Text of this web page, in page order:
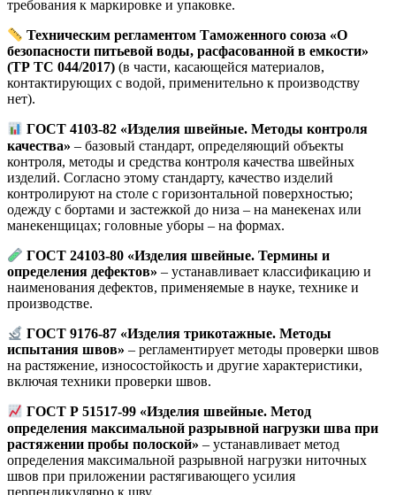
требования к маркировке и упаковке.
Техническим регламентом Таможенного союза «О
безопасности питьевой воды, расфасованной в емкости»
(ТР ТС 044/2017) (в части, касающейся материалов,
контактирующих с водой, применительно к производству
нет).
ГОСТ 4103‑82 «Изделия швейные. Методы контроля
качества» – базовый стандарт, определяющий объекты
контроля, методы и средства контроля качества швейных
изделий. Согласно этому стандарту, качество изделий
контролируют на столе с горизонтальной поверхностью;
одежду с бортами и застежкой до низа – на манекенах или
манекенщицах; головные уборы – на формах.
ГОСТ 24103‑80 «Изделия швейные. Термины и
определения дефектов» – устанавливает классификацию и
наименования дефектов, применяемые в науке, технике и
производстве.
ГОСТ 9176‑87 «Изделия трикотажные. Методы
испытания швов» – регламентирует методы проверки швов
на растяжение, износостойкость и другие характеристики,
включая техники проверки швов.
ГОСТ Р 51517‑99 «Изделия швейные. Метод
определения максимальной разрывной нагрузки шва при
растяжении пробы полоской» – устанавливает метод
определения максимальной разрывной нагрузки ниточных
швов при приложении растягивающего усилия
перпендикулярно к шву.